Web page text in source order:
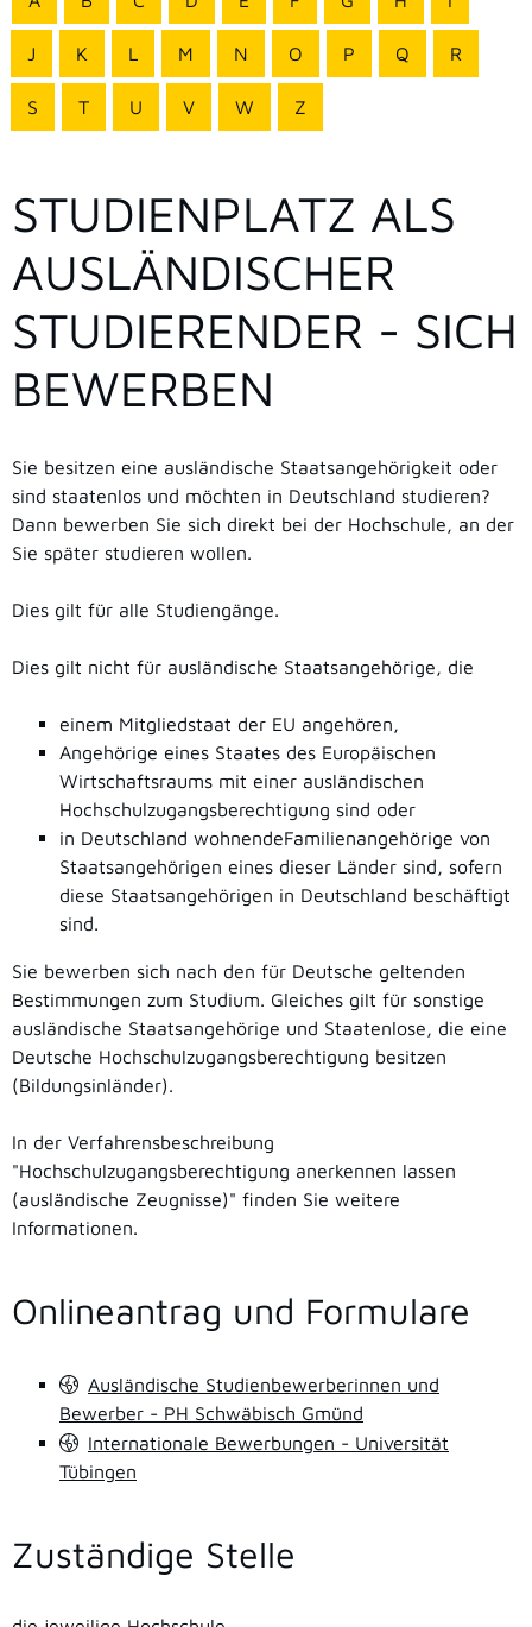
J K L M N O P Q R
S T U V W Z
STUDIENPLATZ ALS
AUSLÄNDISCHER
STUDIERENDER - SICH
BEWERBEN
Sie besitzen eine ausländische Staatsangehörigkeit oder
sind staatenlos und möchten in Deutschland studieren?
Dann bewerben Sie sich direkt bei der Hochschule, an der
Sie später studieren wollen.
Dies gilt für alle Studiengänge.
Dies gilt nicht für ausländische Staatsangehörige, die
einem Mitgliedstaat der EU angehören,
Angehörige eines Staates des Europäischen
Wirtschaftsraums mit einer ausländischen
Hochschulzugangsberechtigung sind oder
in Deutschland wohnendeFamilienangehörige von
Staatsangehörigen eines dieser Länder sind, sofern
diese Staatsangehörigen in Deutschland beschäftigt
sind.
Sie bewerben sich nach den für Deutsche geltenden
Bestimmungen zum Studium. Gleiches gilt für sonstige
ausländische Staatsangehörige und Staatenlose, die eine
Deutsche Hochschulzugangsberechtigung besitzen
(Bildungsinländer).
In der Verfahrensbeschreibung
"Hochschulzugangsberechtigung anerkennen lassen
(ausländische Zeugnisse)" finden Sie weitere
Informationen.
Onlineantrag und Formulare
Ausländische Studienbewerberinnen und
Bewerber - PH Schwäbisch Gmünd
Internationale Bewerbungen - Universität
Tübingen
Zuständige Stelle